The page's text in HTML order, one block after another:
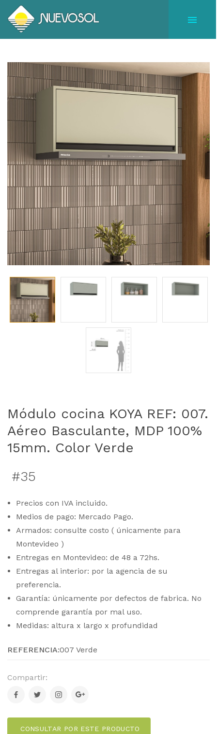
Módulo cocina KOYA REF: 007.
Aéreo Basculante, MDP 100%
15mm. Color Verde
#35
Precios con IVA incluido.
Medios de pago: Mercado Pago.
Armados: consulte costo ( únicamente para
Montevideo )
Entregas en Montevideo: de 48 a 72hs.
Entregas al interior: por la agencia de su
preferencia.
Garantía: únicamente por defectos de fabrica. No
comprende garantía por mal uso.
Medidas: altura x largo x profundidad
REFERENCIA:007 Verde
Compartir:
CONSULTAR POR ESTE PRODUCTO